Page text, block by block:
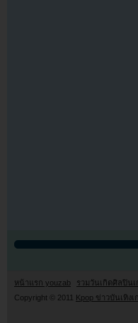
หน้าแรก youzab รวมวันเกิดศิลปินเ
Copyright © 2011 Kpop ข่าวบันเทิง